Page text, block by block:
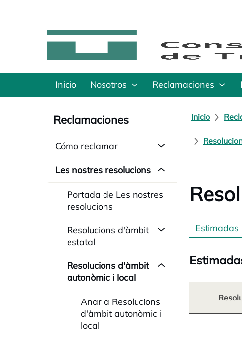
Inicio Nosotros Reclamaciones
Reclamaciones
Cómo reclamar
Les nostres resolucions
Portada de Les nostres
resolucions
Resolucions d'àmbit
estatal
Resolucions d'àmbit
autonòmic i local
Anar a Resolucions
d'àmbit autonòmic i
local
Inicio
Estimadas